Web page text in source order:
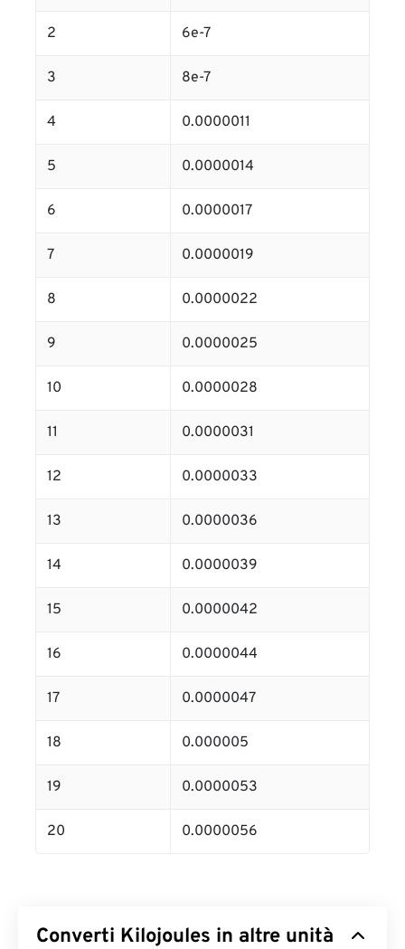
2 6e-7
3 8e-7
4 0.0000011
5 0.0000014
6 0.0000017
7 0.0000019
8 0.0000022
9 0.0000025
10 0.0000028
11 0.0000031
12 0.0000033
13 0.0000036
14 0.0000039
15 0.0000042
16 0.0000044
17 0.0000047
18 0.000005
19 0.0000053
20 0.0000056
Converti Kilojoules in altre unità